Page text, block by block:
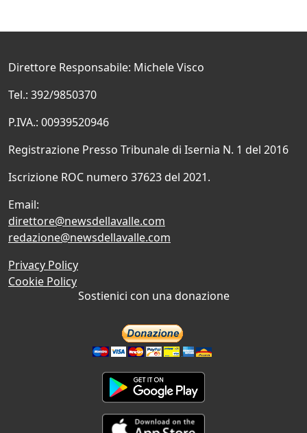
Direttore Responsabile: Michele Visco
Tel.: 392/9850370
P.IVA.: 00939520946
Registrazione Presso Tribunale di Isernia N. 1 del 2016
Iscrizione ROC numero 37623 del 2021.
Email:
direttore@newsdellavalle.com
redazione@newsdellavalle.com
Privacy Policy
Cookie Policy
Sostienici con una donazione